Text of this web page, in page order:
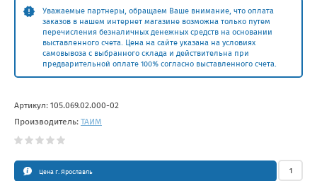
Уважаемые партнеры, обращаем Ваше внимание, что оплата
заказов в нашем интернет магазине возможна только путем
перечисления безналичных денежных средств на основании
выставленного счета. Цена на сайте указана на условиях
самовывоза с выбранного склада и действительна при
предварительной оплате 100% согласно выставленного счета.
Артикул: 105.069.02.000-02
Производитель: ТАИМ
Цена г. Ярославль